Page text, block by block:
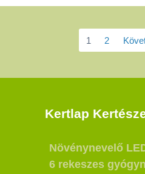
1 2
Kertlap
Növénynevelő
6 rekeszes